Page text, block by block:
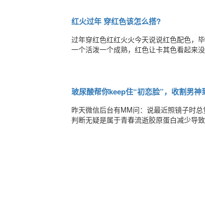
红火过年 穿红色该怎么搭?
过年穿红色红红火火今天说说红色配色，
一个活泼一个成熟，红色让卡其色看起来
玻尿酸帮你keep住“初恋脸”，收割男神
昨天微信后台有MM问：说最近照镜子时
判断无疑是属于青春流逝胶原蛋白减少导